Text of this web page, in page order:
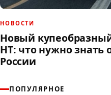
НОВОСТИ
Новый купеобразный
HT: что нужно знать
России
ПОПУЛЯРНОЕ